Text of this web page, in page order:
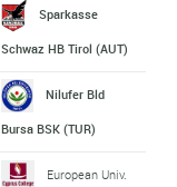
Sparkasse
Schwaz HB Tirol (AUT)
Nilufer Bld
Bursa BSK (TUR)
European Univ.